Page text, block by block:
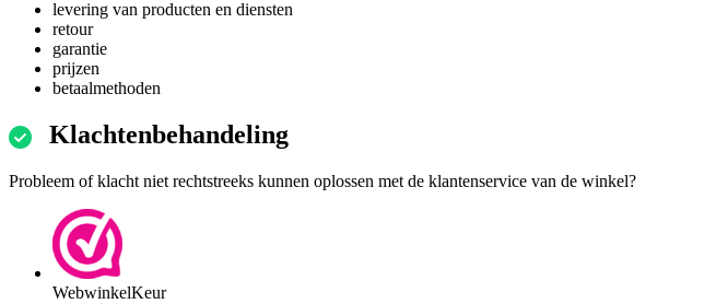
levering van producten en diensten
retour
garantie
prijzen
betaalmethoden
Klachtenbehandeling
Probleem of klacht niet rechtstreeks kunnen oplossen met de klantenservice van de winkel?
WebwinkelKeur